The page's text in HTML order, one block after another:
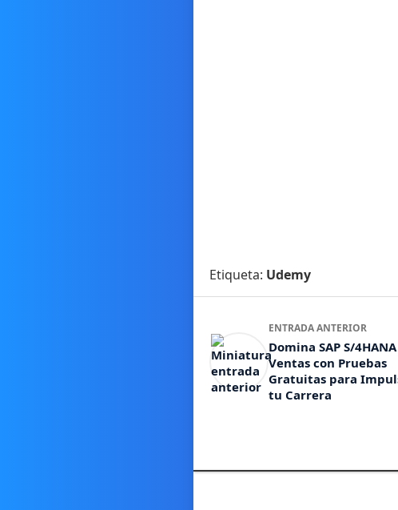
Etiqueta: Udemy
ENTRADA ANTERIOR
Domina SAP S/
Ventas con Pruebas
Gratuitas para
tu Carrera